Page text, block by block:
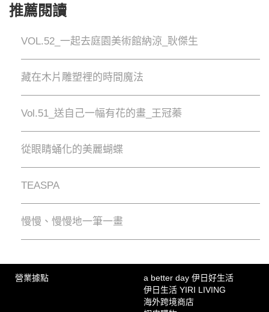
推薦閱讀
VOL.52_一起去庭園美術館納涼_耿傑生
藏在木片雕塑裡的時間魔法
Vol.51_送自己一幅有花的畫_王冠蓁
從眼睛蛹化的美麗蝴蝶
TEASPA
慢慢、慢慢地⼀筆⼀畫
營業據點
a better day 伊日好生活
伊日生活 YIRI LIVING
海外跨境商店